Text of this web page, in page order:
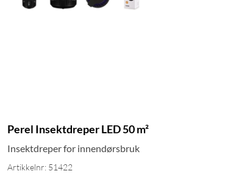
Perel Insektdreper LED 50 m²
Insektdreper for innendørsbruk
Artikkelnr: 51422